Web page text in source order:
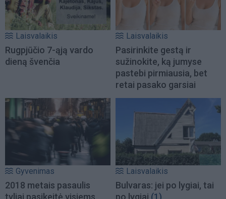
Laisvalaikis
Rugpjūčio 7-ąją vardo
dieną švenčia
Laisvalaikis
Pasirinkite gestą ir
sužinokite, ką jumyse
pastebi pirmiausia, bet
retai pasako garsiai
Gyvenimas
2018 metais pasaulis
Laisvalaikis
Bulvaras: jei po lygiai, tai